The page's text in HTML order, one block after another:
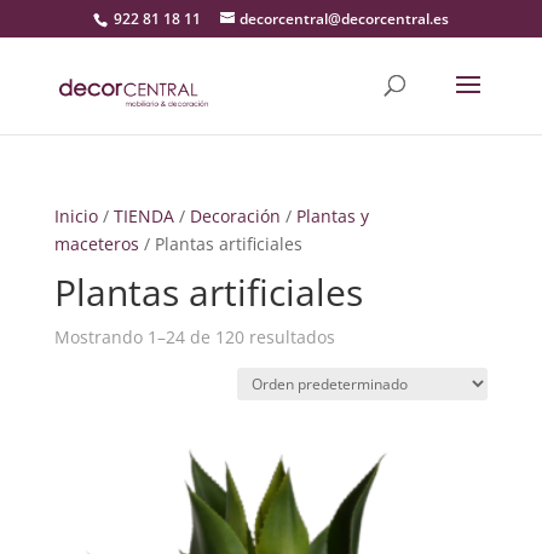
922 81 18 11 decorcentral@decorcentral.es
Inicio/ TIENDA/ Decoración / Plantas y
maceteros / Plantas artificiales
Plantas artificiales
Mostrando 1–24 de 120 resultados